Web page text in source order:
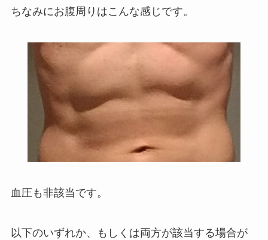
ちなみにお腹周りはこんな感じです。
血圧も非該当です。
以下のいずれか、もしくは両方が該当する場合が